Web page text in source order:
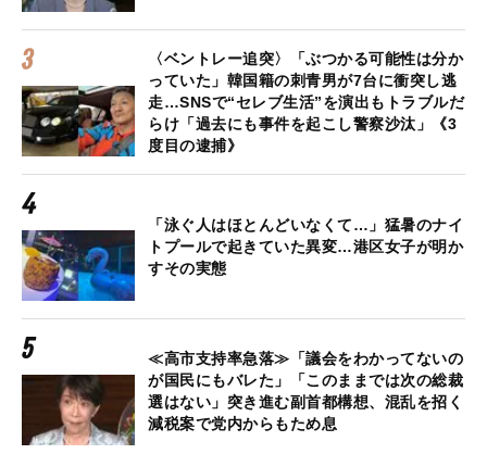
〈ベントレー追突〉「ぶつかる可能性は分か
っていた」韓国籍の刺青男が7台に衝突し逃
走…SNSで“セレブ生活”を演出もトラブルだ
らけ「過去にも事件を起こし警察沙汰」《3
度目の逮捕》
「泳ぐ人はほとんどいなくて…」猛暑のナイ
トプールで起きていた異変…港区女子が明か
すその実態
≪高市支持率急落≫「議会をわかってないの
が国民にもバレた」「このままでは次の総裁
選はない」突き進む副首都構想、混乱を招く
減税案で党内からもため息